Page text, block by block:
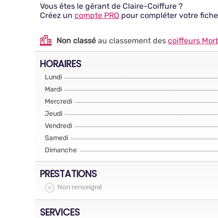
Vous êtes le gérant de Claire-Coiffure ?
Créez un compte PRO pour compléter votre
Non classé au classement des coiffeurs
HORAIRES
Lundi
Mardi
Mercredi
Jeudi
Vendredi
Samedi
Dimanche
PRESTATIONS
Non renseigné
SERVICES